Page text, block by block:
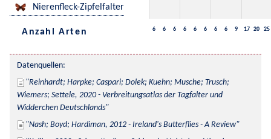
Nierenfleck-Zipfelfalter
Anzahl Arten 6 6 6 6 6 6 6 6 9 17 20 25
Datenquellen:
Reinhardt; Harpke; Caspari; Dolek; Kuehn; Musche; Trusch;
Wiemers; Settele, 2020 - Verbreitungsatlas der Tagfalter und
Widderchen Deutschlands
Nash; Boyd; Hardiman, 2012 - Ireland's Butterflies - A Review